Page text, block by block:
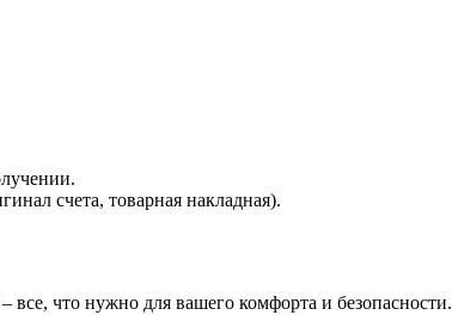
счета, товарная накладная).
что нужно для вашего комфорта и безопасности.